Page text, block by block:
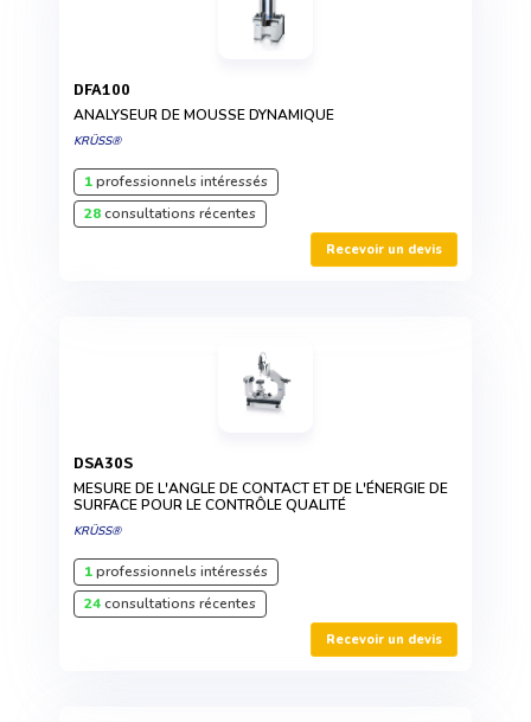
DFA100
ANALYSEUR DE MOUSSE DYNAMIQUE
KRÜSS®
1professionnels intéressés
28consultations récentes
Recevoir un devis
DSA30S
MESURE DE L'ANGLE DE CONTACT ET DE L'ÉNERGIE DE
SURFACE POUR LE CONTRÔLE QUALITÉ
KRÜSS®
1professionnels intéressés
24consultations récentes
Recevoir un devis